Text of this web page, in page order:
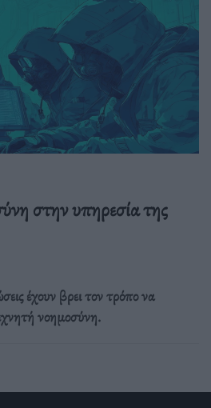
στην υπηρεσία της
έχουν βρει τον τρόπο να
νοημοσύνη.